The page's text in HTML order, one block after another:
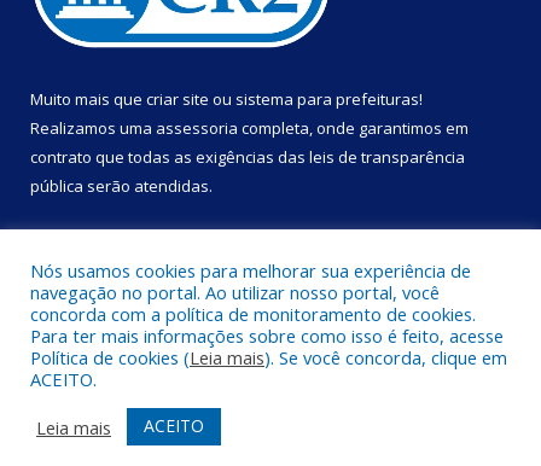
Muito mais que criar site ou sistema para prefeituras!
Realizamos uma assessoria completa, onde garantimos em
contrato que todas as exigências das leis de transparência
pública serão atendidas.
Todos os direitos reservados a Prefeitura Municipal de Portel.
Mapa do Site
Acessar Área Administrativa
Acessar Webmail
Nós usamos cookies para melhorar sua experiência de
navegação no portal. Ao utilizar nosso portal, você
concorda com a política de monitoramento de cookies.
Para ter mais informações sobre como isso é feito, acesse
Política de cookies (Leia mais). Se você concorda, clique em
ACEITO.
Leia mais
ACEITO